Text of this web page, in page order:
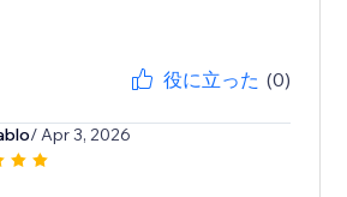
役に立った (0)
/ Apr 3, 2026